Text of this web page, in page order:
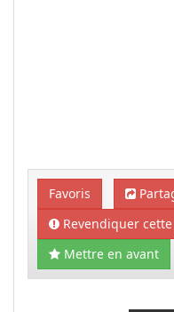
Favoris
Revendiquer
Mettre en avant